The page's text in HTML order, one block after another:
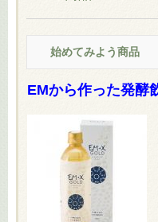
始めてみよう商品
EMから作った発